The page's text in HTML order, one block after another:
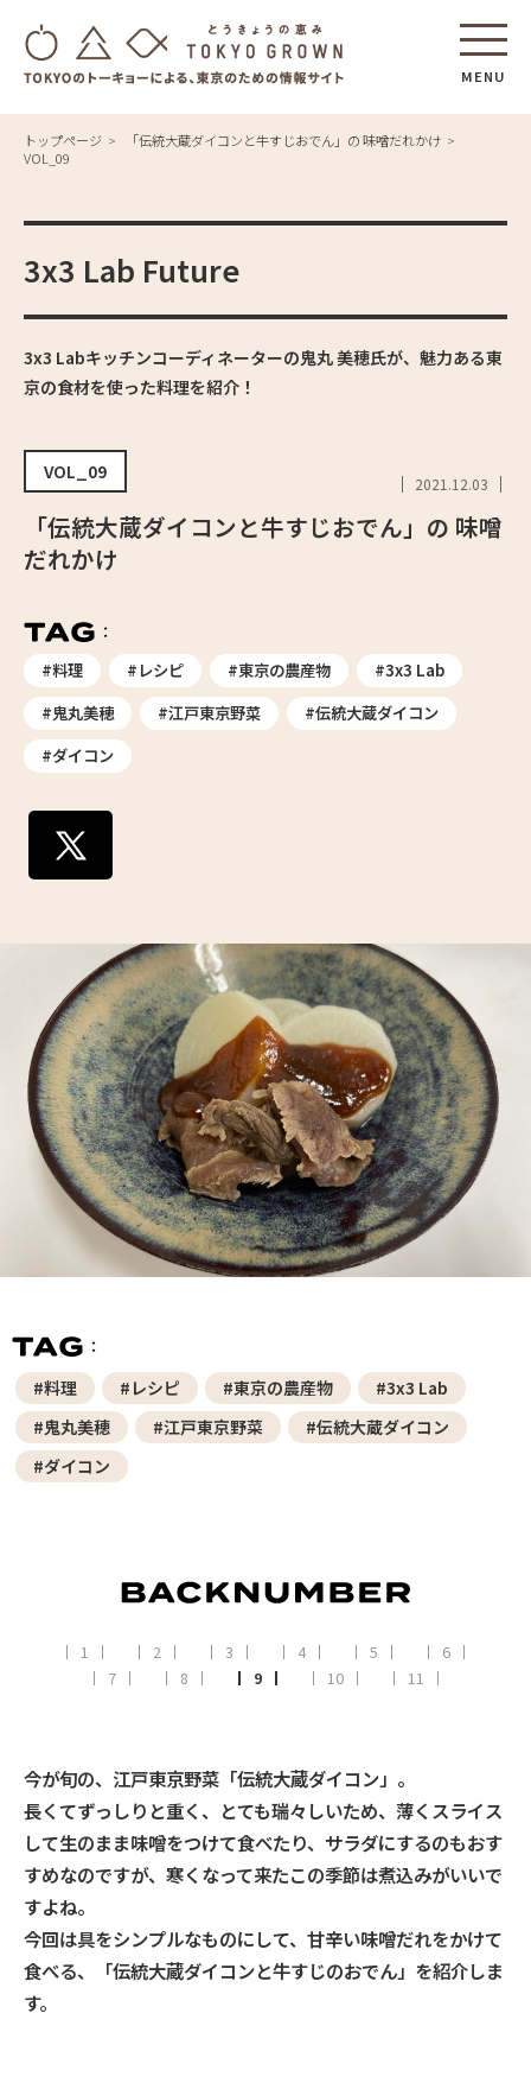
MENU
トップページ
「伝統大蔵ダイコンと牛すじおでん」の 味噌だれかけ
VOL_09
3x3 Lab Future
3x3 Labキッチンコーディネーターの鬼丸 美穂氏が、魅力ある東
京の食材を使った料理を紹介！
VOL_09
2021.12.03
「伝統大蔵ダイコンと牛すじおでん」の 味噌
だれかけ
#料理 #レシピ #東京の農産物
#3x3 Lab
#鬼丸美穂
#江戸東京野菜
#伝統大蔵ダイコン
#ダイコン
#料理 #レシピ #東京の農産物
#3x3 Lab
#鬼丸美穂
#江戸東京野菜
#伝統大蔵ダイコン
#ダイコン
1 2 3 4 5
6
7
8 9 10 11
今が旬の、江戸東京野菜「伝統大蔵ダイコン」。
長くてずっしりと重く、とても瑞々しいため、薄くスライス
して生のまま味噌をつけて食べたり、サラダにするのもおす
すめなのですが、寒くなって来たこの季節は煮込みがいいで
すよね。
今回は具をシンプルなものにして、甘辛い味噌だれをかけて
食べる、「伝統大蔵ダイコンと牛すじのおでん」を紹介しま
す。